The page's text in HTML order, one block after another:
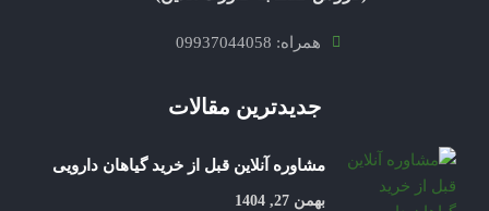
همراه: 09937044058
جدیدترین مقالات
مشاوره آنلاین قبل از خرید گیاهان دارویی
بهمن 27, 1404